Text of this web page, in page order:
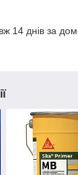
14 днів за